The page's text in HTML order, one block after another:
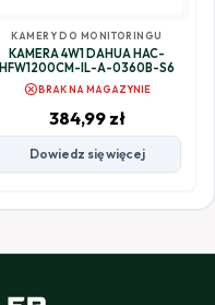
KAMERY DO MONITORINGU
KAMERA 4W1 DAHUA HAC-
HFW1200CM-IL-A-0360B-S6
cancelBRAK NA MAGAZYNIE
384,99 zł
Dowiedz się więcej